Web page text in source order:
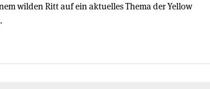
wilden Ritt auf ein aktuelles Thema der Yellow